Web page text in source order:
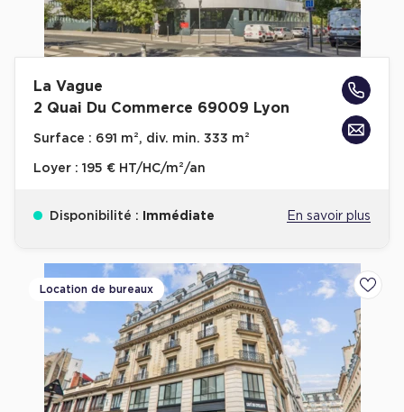
La Vague
2 Quai Du Commerce 69009 Lyon
Surface : 691 m², div. min. 333 m²
Loyer : 195 € HT/HC/m²/an
Disponibilité : Immédiate En savoir plus
Location de bureaux